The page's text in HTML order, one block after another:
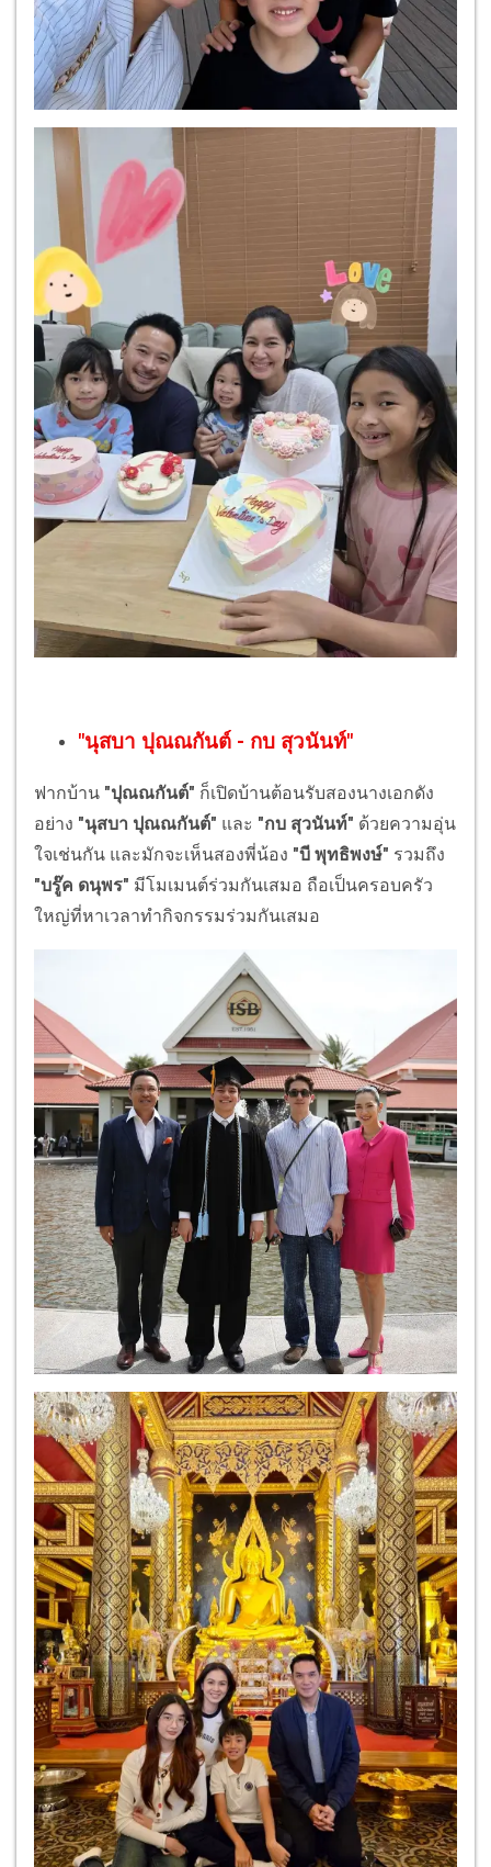
"นุสบา ปุณณกันต์ - กบ สุวนันท์"
ฟากบ้าน "ปุณณกันต์" ก็เปิดบ้านต้อนรับสองนางเอกดัง
อย่าง "นุสบา ปุณณกันต์" และ "กบ สุวนันท์" ด้วยความอุ่น
ใจเช่นกัน และมักจะเห็นสองพี่น้อง "บี พุทธิพงษ์" รวมถึง
"บรู๊ค ดนุพร" มีโมเมนต์ร่วมกันเสมอ ถือเป็นครอบครัว
ใหญ่ที่หาเวลาทำกิจกรรมร่วมกันเสมอ